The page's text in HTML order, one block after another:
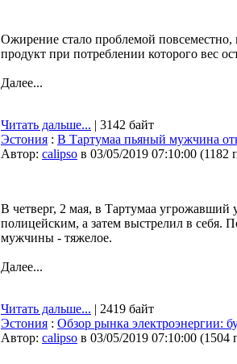
Ожирение стало проблемой
продукт при потреблении которого вес
Далее...
Читать дальше... | 3142 байт
Эстония : В Тартумаа пьяный мужчина
Автор: calipso в 03/05/2019 07:10:00 (1182
В четверг, 2 мая, в Тартумаа угрожавший
полицейским, а затем выстрелил в себя.
мужчины - тяжелое.
Далее...
Читать дальше... | 2419 байт
Эстония : Обзор рынка электроэнергии:
Автор: calipso в 03/05/2019 07:10:00 (1504